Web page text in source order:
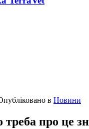
в Новини
про це